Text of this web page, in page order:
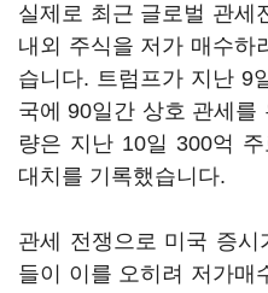
실제로 최근 글로벌 관세
내외 주식을 저가 매수하
습니다. 트럼프가 지난 9
국에 90일간 상호 관세를
량은 지난 10일 300억
대치를 기록했습니다.
관세 전쟁으로 미국 증시
들이 이를 오히려 저가매